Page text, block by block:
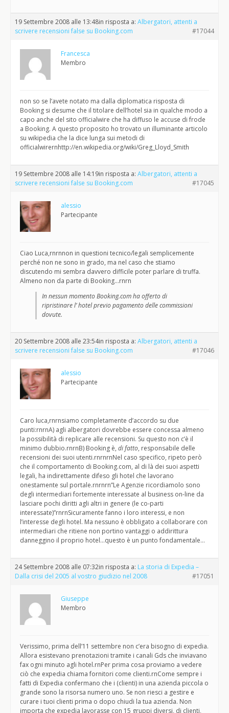
19 Settembre 2008 alle 13:48in risposta a: Albergatori, attenti a
scrivere recensioni false su Booking.com
#17044
Francesca
Membro
non so se l’avete notato ma dalla diplomatica risposta di
Booking si desume che il titolare dell’hotel sia in qualche modo a
capo anche del sito officialwire che ha diffuso le accuse di frode
a Booking. A questo proposito ho trovato un illuminante articolo
su wikipedia che la dice lunga sui metodi di
officialwirernhttp://en.wikipedia.org/wiki/Greg_Lloyd_Smith
19 Settembre 2008 alle 14:19in risposta a: Albergatori, attenti a
scrivere recensioni false su Booking.com
#17045
alessio
Partecipante
Ciao Luca,rnrnnon in questioni tecnico/legali semplicemente
perché non ne sono in grado, ma nel caso che stiamo
discutendo mi sembra davvero difficile poter parlare di truffa.
Almeno non da parte di Booking…rnrn
In nessun momento Booking.com ha offerto di
ripristinare l’ hotel previo pagamento delle commissioni
dovute.
20 Settembre 2008 alle 23:54in risposta a: Albergatori, attenti a
scrivere recensioni false su Booking.com
#17046
alessio
Partecipante
Caro luca,rnrnsiamo completamente d’accordo su due
punti:rnrnA) agli albergatori dovrebbe essere concessa almeno
la possibilità di replicare alle recensioni. Su questo non c’è il
minimo dubbio.rnrnB) Booking è, di fatto, responsabile delle
recensioni dei suoi utenti.rnrnrnNel caso specifico, ripeto però
che il comportamento di Booking.com, al di là dei suoi aspetti
legali, ha indirettamente difeso gli hotel che lavorano
onestamente sul portale.rnrnrn”Le Agenzie ricordiamolo sono
degli intermediari fortemente interessate al business on-line da
lasciare pochi diritti agli altri in genere (le co-parti
interessate)”rnrnSicuramente fanno i loro interessi, e non
l’interesse degli hotel. Ma nessuno è obbligato a collaborare con
intermediari che ritiene non portino vantaggi o addirittura
danneggino il proprio hotel…questo è un punto fondamentale…
24 Settembre 2008 alle 07:32in risposta a: La storia di Expedia –
Dalla crisi del 2005 al vostro giudizio nel 2008
#17051
Giuseppe
Membro
Verissimo, prima dell’11 settembre non c’era bisogno di expedia.
Allora esistevano prenotazioni tramite i canali Gds che inviavano
fax ogni minuto agli hotel.rnPer prima cosa proviamo a vedere
ciò che expedia chiama fornitori come clienti.rnCome sempre i
fatti di Expedia confermano che i (clienti) in una azienda piccola o
grande sono la risorsa numero uno. Se non riesci a gestire e
curare i tuoi clienti prima o dopo chiudi la tua azienda. Non
importa che expedia lavorasse con 15 gruppi diversi, di clienti,